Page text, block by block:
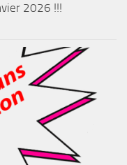
2026 !!!